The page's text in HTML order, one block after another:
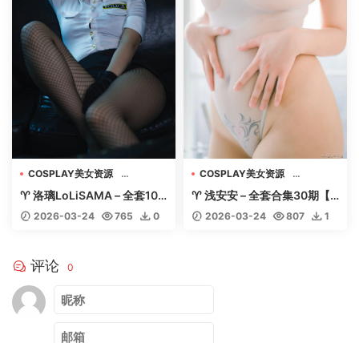
COSPLAY美女资源
机构写真收藏
美女专辑套图视频
♈ 洛璃LoLiSAMA – 全套105
期含随包视频【75.9G-202
2026-03-24 765 0
COSPLAY美女资源
机构写真收藏
美女专辑套图视频
♈ 浅安安 – 全套合集30期【2
5G-2026.3】 – 【丽人丝
2026-03-24 807 1
评论 0